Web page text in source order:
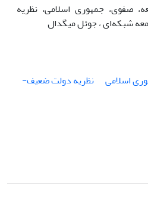
صفوی، جمهوری اسلامی، نظریه
شبکه‌ای ، جوئل میگدال
اسلامی
نظریه دولت ضعیف-